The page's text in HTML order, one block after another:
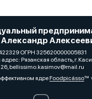
ОГРН 325620000005831
Рязанская область, г.
26, bellissimo.kasimov@mail.ru
ядреFoodpicásso